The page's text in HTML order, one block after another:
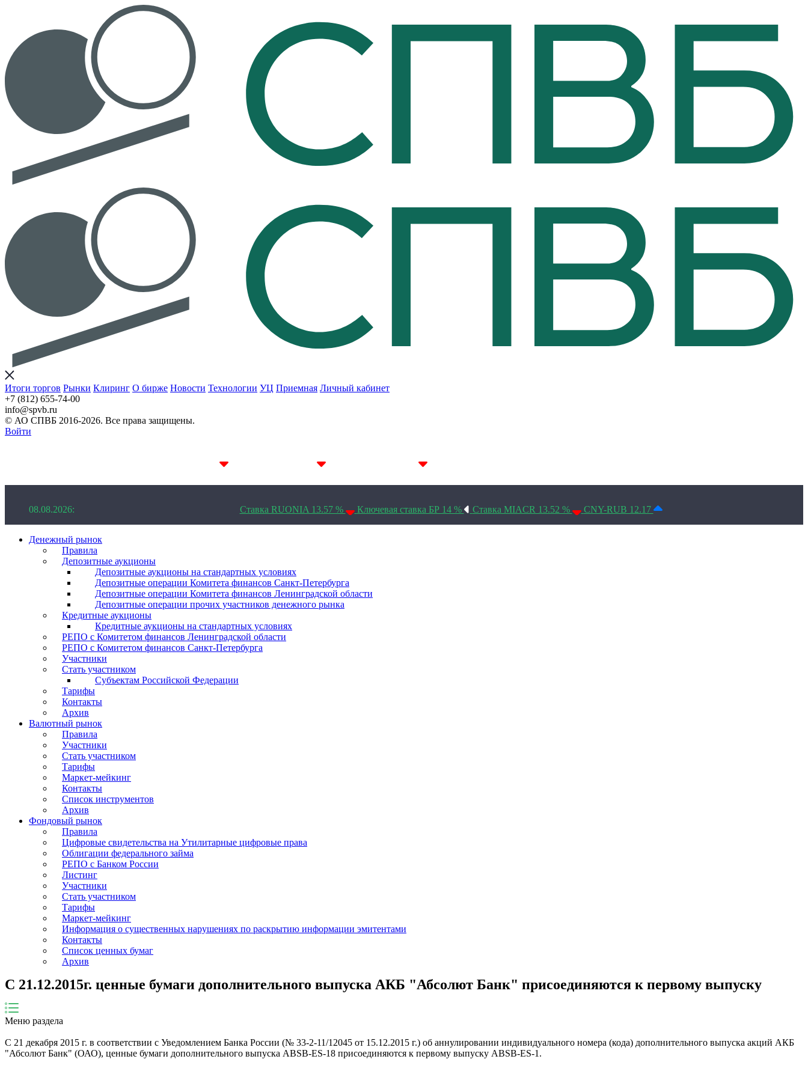
Итоги торгов Рынки Клиринг О бирже Новости Технологии УЦ Приемная Личный кабинет
+7 (812) 655-74-00
info@spvb.ru
© АО СПВБ 2016-2026. Все права защищены.
Войти
1D 14.05% 14D 14.15%
08.08.2026: Ставка RUONIA 13.57 % Ключевая ставка БР 14 % Ставка MIACR 13.52 % CNY-RUB 12.17
Денежный рынок
Правила
Депозитные аукционы
Депозитные аукционы на стандартных условиях
Депозитные операции Комитета финансов Санкт-Петербурга
Депозитные операции Комитета финансов Ленинградской области
Депозитные операции прочих участников денежного рынка
Кредитные аукционы
Кредитные аукционы на стандартных условиях
РЕПО с Комитетом финансов Ленинградской области
РЕПО с Комитетом финансов Санкт-Петербурга
Участники
Стать участником
Субъектам Российской Федерации
Тарифы
Контакты
Архив
Валютный рынок
Правила
Участники
Стать участником
Тарифы
Маркет-мейкинг
Контакты
Список инструментов
Архив
Фондовый рынок
Правила
Цифровые свидетельства на Утилитарные цифровые права
Облигации федерального займа
РЕПО с Банком России
Листинг
Участники
Стать участником
Тарифы
Маркет-мейкинг
Информация о существенных нарушениях по раскрытию информации эмитентами
Контакты
Список ценных бумаг
Архив
C 21.12.2015г. ценные бумаги дополнительного выпуска АКБ "Абсолют Банк" присоединяются к первому выпуску
Меню раздела
C 21 декабря 2015 г. в соответствии с Уведомлением Банка России (№ 33-2-11/12045 от 15.12.2015 г.) об аннулировании индивидуального номера (кода) дополнительного выпуска акций АКБ
"Абсолют Банк" (ОАО), ценные бумаги дополнительного выпуска ABSB-ES-18 присоединяются к первому выпуску ABSB-ES-1.